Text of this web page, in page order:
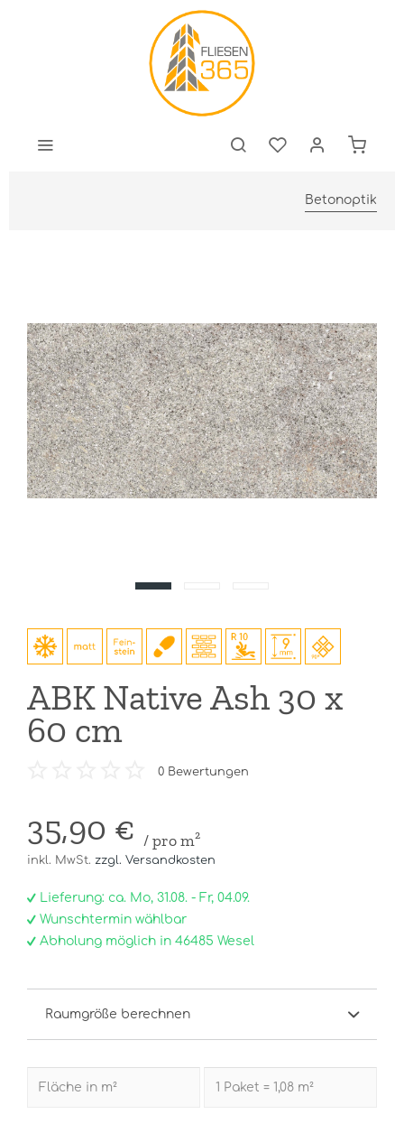
Betonoptik
ABK Native Ash 30 x
60 cm
0 Bewertungen
35,90 € / pro m²
inkl. MwSt. zzgl. Versandkosten
Lieferung: ca. Mo, 31.08. - Fr, 04.09.
Wunschtermin wählbar
Abholung möglich in 46485 Wesel
Raumgröße berechnen